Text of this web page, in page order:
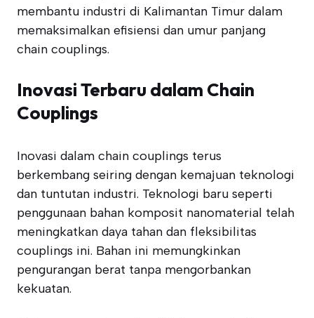
membantu industri di Kalimantan Timur dalam
memaksimalkan efisiensi dan umur panjang
chain couplings.
Inovasi Terbaru dalam Chain
Couplings
Inovasi dalam chain couplings terus
berkembang seiring dengan kemajuan teknologi
dan tuntutan industri. Teknologi baru seperti
penggunaan bahan komposit nanomaterial telah
meningkatkan daya tahan dan fleksibilitas
couplings ini. Bahan ini memungkinkan
pengurangan berat tanpa mengorbankan
kekuatan.